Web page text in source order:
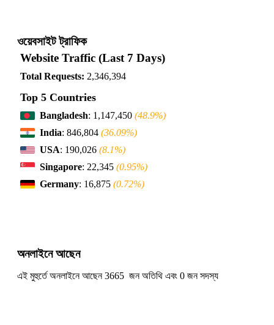
ওয়েবসাইট ট্রাফিক
Website Traffic (Last 7 Days)
Total Requests: 2,346,394
Top 5 Countries
Bangladesh: 1,147,450 (48.9%)
India: 846,804 (36.09%)
USA: 190,026 (8.1%)
Singapore: 22,345 (0.95%)
Germany: 16,875 (0.72%)
অনলাইনে আছেন
এই মুহুর্তে অনলাইনে আছেন 3665 জন অতিথি এবং 0 জন সদস্য